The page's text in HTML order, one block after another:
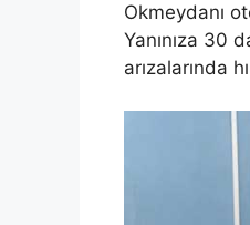
Okmeydanı
Yanınıza 30
arızalarında